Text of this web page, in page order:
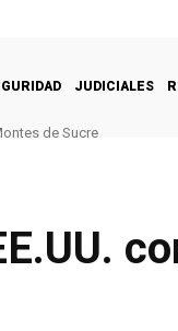
JUDICIALES
de Sucre